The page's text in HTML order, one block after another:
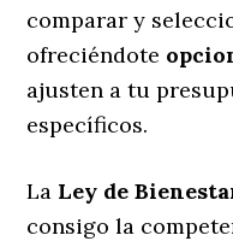
comparar y
ofreciéndote
ajusten a tu
específicos.
La Ley de
consigo la